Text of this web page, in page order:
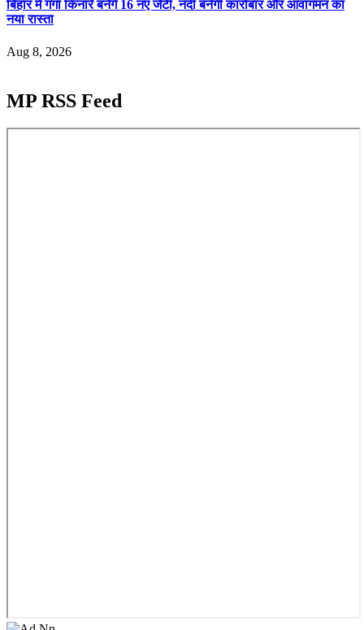
बिहार में गंगा किनारे बनेंगे 16 नए जेटी, नदी बनेगी कारोबार और आवागमन का
नया रास्ता
Aug 8, 2026
MP RSS Feed